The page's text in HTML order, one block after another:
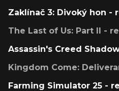
Zaklínač 3: Divoký hon -
The Last of Us: Part II -
Assassin's Creed
Kingdom Come:
Farming Simulator 25 -